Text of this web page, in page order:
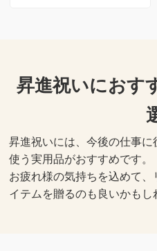
昇進祝いにおす
昇進祝いには、今後の仕事
使う実用品がおすすめです。
お疲れ様の気持ちを込めて
イテムを贈るのも良いかもし